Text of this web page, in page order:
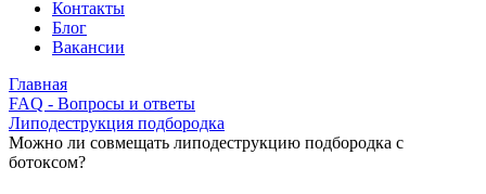
Контакты
Блог
Вакансии
Главная
FAQ - Вопросы и ответы
Липодеструкция подбородка
Можно ли совмещать липодеструкцию подбородка с
ботоксом?